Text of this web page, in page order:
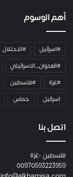
أهم الوسوم
#اسرائيل #الاحتلال
#العدوان_الاسرائيلي
#غزة
#فلسطين
اسرائيل
حماس
اتصل بنا
فلسطين -غزة
00970593223959